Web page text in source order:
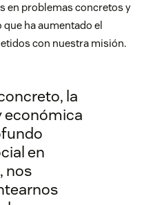
en problemas concretos y
ha aumentado el
con nuestra misión.
la
económica
en
nos